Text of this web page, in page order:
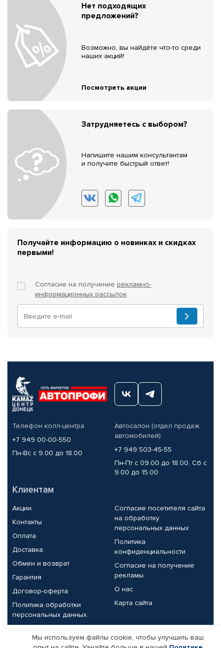
Нет подходящих
предложений?
Возможно, вы найдёте что-то среди
наших акций!
Посмотреть акции
Затрудняетесь с выбором?
Напишите нашим консультантам
и получите быстрый ответ!
Получайте информацию о новинках и скидках
первыми!
Согласие на получение рекламно-
информационных рассылок
Телефон колл-центра
+7 949 00-00-550
Пн-Вс с 9.00 до 18.00
Автосалон (отдел продаж
автомобилей)
+7 949 503-45-55
Пн-Пт с 09.00 до 18.00, Сб с
9.00 до 15.00
Клиентам
Акции
Контакты
Оплата
Доставка
Обмен и возврат
Гарантия
Договор-оферта
Политика обработки
персональных данных
Согласие посетителя сайта
на обработку
персональных данных
Политика
конфиденциальности
Согласие на получение
рекламы
О нас
Карта сайта
Партнерам
Мы используем файлы cookie, чтобы улучшить ваш